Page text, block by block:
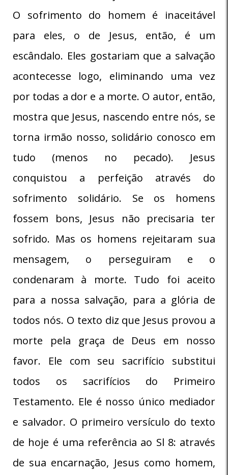
O sofrimento do homem é inaceitável
para eles, o de Jesus, então, é um
escândalo. Eles gostariam que a salvação
acontecesse logo, eliminando uma vez
por todas a dor e a morte. O autor, então,
mostra que Jesus, nascendo entre nós, se
torna irmão nosso, solidário conosco em
tudo (menos no pecado). Jesus
conquistou a perfeição através do
sofrimento solidário. Se os homens
fossem bons, Jesus não precisaria ter
sofrido. Mas os homens rejeitaram sua
mensagem, o perseguiram e o
condenaram à morte. Tudo foi aceito
para a nossa salvação, para a glória de
todos nós. O texto diz que Jesus provou a
morte pela graça de Deus em nosso
favor. Ele com seu sacrifício substitui
todos os sacrifícios do Primeiro
Testamento. Ele é nosso único mediador
e salvador. O primeiro versículo do texto
de hoje é uma referência ao Sl 8: através
de sua encarnação, Jesus como homem,